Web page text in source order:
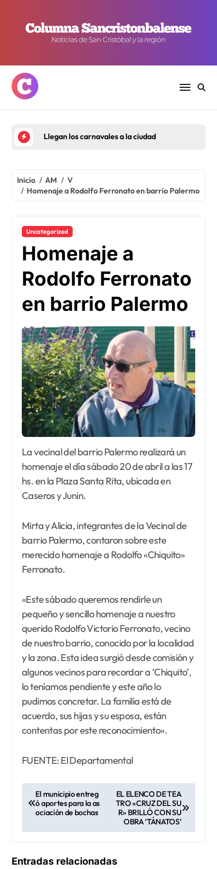
contenido
Llegan los carnavales a la ciudad
Inicio AM
V
Homenaje a Rodolfo Ferronato en barrio Palermo
Uncategorized
Homenaje a
Rodolfo Ferronato
en barrio Palermo
La vecinal del barrio Palermo realizará un
homenaje el día sábado 20 de abril a las 17
hs. en la Plaza Santa Rita, ubicada en
Caseros y Junin.
Mirta y Alicia, integrantes de la Vecinal de
barrio Palermo, contaron sobre este
merecido homenaje a Rodolfo «Chiquito»
Ferronato.
«Este sábado queremos rendirle un
pequeño y sencillo homenaje a nuestro
querido Rodolfo Victorio Ferronato, vecino
de nuestro barrio, conocido por la localidad
y la zona. Esta idea surgió desde comisión y
algunos vecinos para recordar a ‘Chiquito’,
lo teníamos pendiente y este año lo
pudimos concretar. La familia está de
acuerdo, sus hijas y su esposa, están
contentas por este reconocimiento».
FUENTE: El Departamental
e
g
El municipio entreg
ó aportes para la as
ociación de bochas
EL ELENCO DE TEA
TRO «CRUZ DEL SU
R» BRILLÓ CON SU
OBRA ‘TÁNATOS’
Entradas relacionadas